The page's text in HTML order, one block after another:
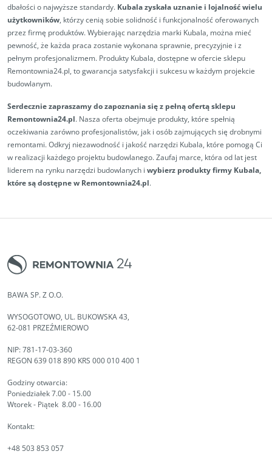
dbałości o najwyższe standardy. Kubala zyskała uznanie i lojalność wielu
użytkowników, którzy cenią sobie solidność i funkcjonalność oferowanych
przez firmę produktów. Wybierając narzędzia marki Kubala, można mieć
pewność, że każda praca zostanie wykonana sprawnie, precyzyjnie i z
pełnym profesjonalizmem. Produkty Kubala, dostępne w ofercie sklepu
Remontownia24.pl, to gwarancja satysfakcji i sukcesu w każdym projekcie
budowlanym.
Serdecznie zapraszamy do zapoznania się z pełną ofertą sklepu
Remontownia24.pl. Nasza oferta obejmuje produkty, które spełnią
oczekiwania zarówno profesjonalistów, jak i osób zajmujących się drobnymi
remontami. Odkryj niezawodność i jakość narzędzi Kubala, które pomogą Ci
w realizacji każdego projektu budowlanego. Zaufaj marce, która od lat jest
liderem na rynku narzędzi budowlanych i wybierz produkty firmy Kubala,
które są dostępne w Remontownia24.pl.
BAWA SP. Z O.O.
WYSOGOTOWO, UL. BUKOWSKA 43,
62-081 PRZEŹMIEROWO
NIP: 781-17-03-360
REGON 639 018 890 KRS 000 010 400 1
Godziny otwarcia:
Poniedziałek 7.00 - 15.00
Wtorek - Piątek 8.00 - 16.00
Kontakt:
+48 503 853 057